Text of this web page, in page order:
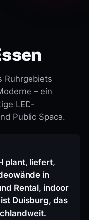
Ruhrgebiets
– ein
LED-
Public Space.
plant, liefert,
in
Rental, indoor
Duisburg, das